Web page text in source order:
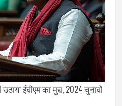
ईवीएम का मुद्दा, 2024 चुनावों